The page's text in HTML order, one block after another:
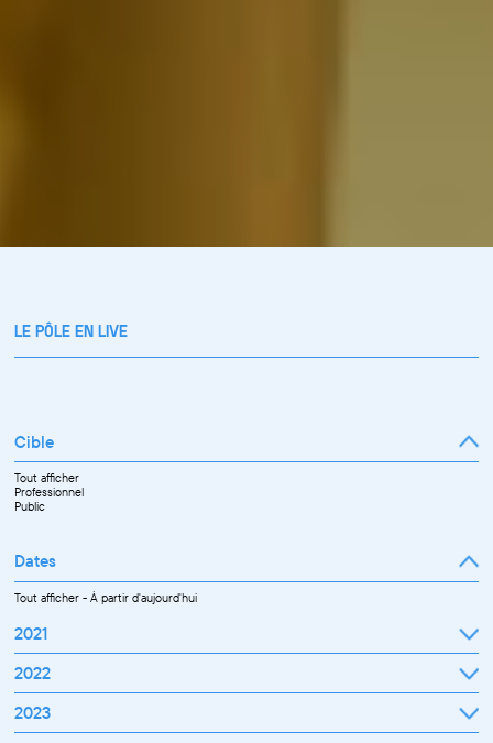
LE PÔLE EN LIVE
Cible
Tout afficher
Professionnel
Public
Dates
Tout afficher-À partir d'aujourd'hui
2021
Septembre
Octobre
Novembre
Décembre
2022
Janvier
Février
Mars
2023